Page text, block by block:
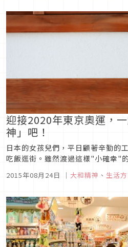
海鞘顏色的紅色精...
迎接2020年東京奧運，
神」吧！
日本的女孩兒們，平日顧著辛勤的
吃飯逛街。雖然渡過這樣"小確幸"
種念頭的女性一定不在少數吧。在
觸並了解日本獨特...
2015年08月24日 ｜ 大和精神 、 生活